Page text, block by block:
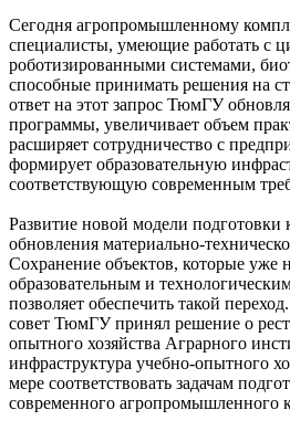
Сегодня агропромышленному
специалисты, умеющие работать с
роботизированными системами,
способные принимать решения на
ответ на этот запрос ТюмГУ
программы, увеличивает объем
расширяет сотрудничество с
формирует образовательную
соответствующую современным
Развитие новой модели подготовки
обновления материально-
Сохранение объектов, которые уже
образовательным и
позволяет обеспечить такой
совет ТюмГУ принял решение о
опытного хозяйства Аграрного
инфраструктура учебно-опытного
мере соответствовать задачам
современного агропромышленного